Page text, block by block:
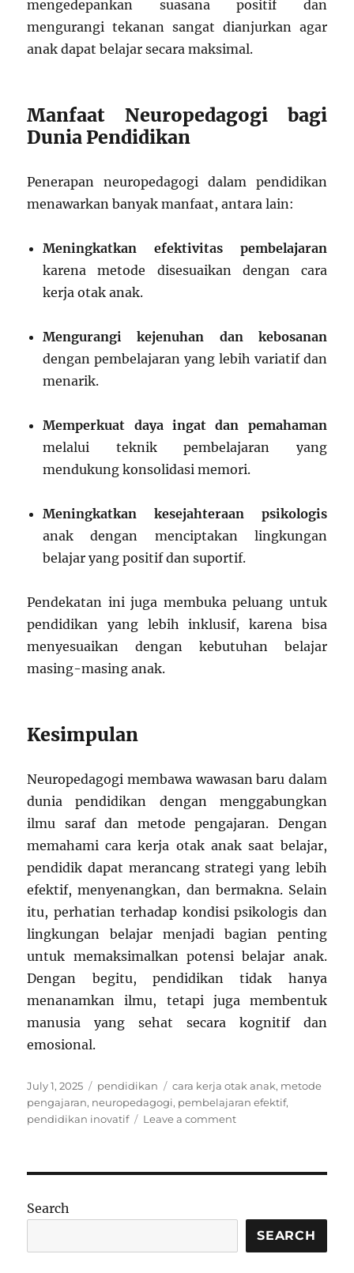
mengedepankan suasana positif dan
mengurangi tekanan sangat dianjurkan agar
anak dapat belajar secara maksimal.
Manfaat Neuropedagogi bagi
Dunia Pendidikan
Penerapan neuropedagogi dalam pendidikan
menawarkan banyak manfaat, antara lain:
Meningkatkan efektivitas pembelajaran
karena metode disesuaikan dengan cara
kerja otak anak.
Mengurangi kejenuhan dan kebosanan
dengan pembelajaran yang lebih variatif dan
menarik.
Memperkuat daya ingat dan pemahaman
melalui teknik pembelajaran yang
mendukung konsolidasi memori.
Meningkatkan kesejahteraan psikologis
anak dengan menciptakan lingkungan
belajar yang positif dan suportif.
Pendekatan ini juga membuka peluang untuk
pendidikan yang lebih inklusif, karena bisa
menyesuaikan dengan kebutuhan belajar
masing-masing anak.
Kesimpulan
Neuropedagogi membawa wawasan baru dalam
dunia pendidikan dengan menggabungkan
ilmu saraf dan metode pengajaran. Dengan
memahami cara kerja otak anak saat belajar,
pendidik dapat merancang strategi yang lebih
efektif, menyenangkan, dan bermakna. Selain
itu, perhatian terhadap kondisi psikologis dan
lingkungan belajar menjadi bagian penting
untuk memaksimalkan potensi belajar anak.
Dengan begitu, pendidikan tidak hanya
menanamkan ilmu, tetapi juga membentuk
manusia yang sehat secara kognitif dan
emosional.
Posted
on
July 1, 2025 Categories
pendidikan Tags
cara kerja otak anak, metode
pengajaran, neuropedagogi, pembelajaran efektif,
pendidikan inovatif
Leave a commenton
dalam
Proses
Belajar
Search
SEARCH